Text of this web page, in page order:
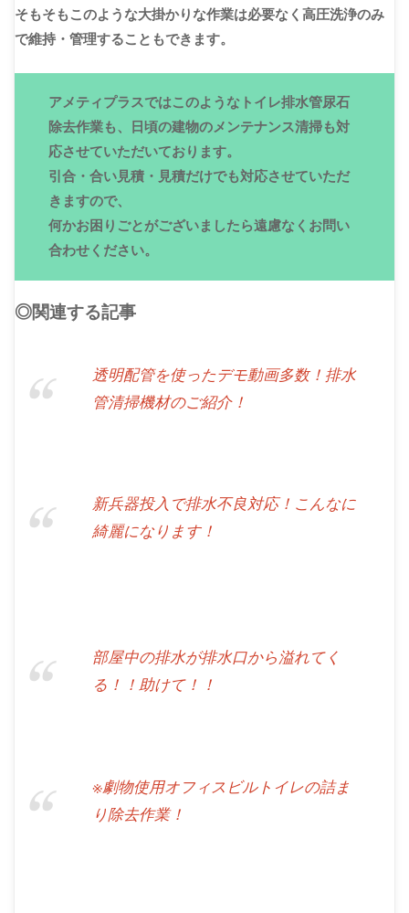
そもそもこのような大掛かりな作業は必要なく高圧洗浄のみ
で維持・管理することもできます。
アメティプラスではこのようなトイレ排水管尿石
除去作業も、日頃の建物のメンテナンス清掃も対
応させていただいております。
引合・合い見積・見積だけでも対応させていただ
きますので、
何かお困りごとがございましたら遠慮なくお問い
合わせください。
◎関連する記事
透明配管を使ったデモ動画多数！排水
管清掃機材のご紹介！
新兵器投入で排水不良対応！こんなに
綺麗になります！
部屋中の排水が排水口から溢れてく
る！！助けて！！
※劇物使用オフィスビルトイレの詰ま
り除去作業！